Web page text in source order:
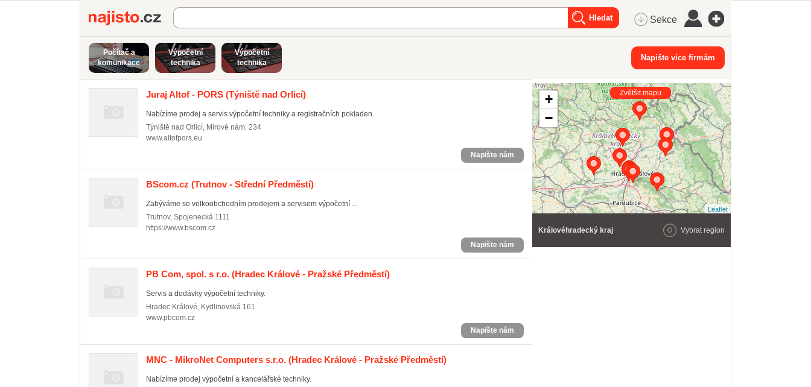
Najisto.cz Sekce
Počítač a
komunikace
Výpočetní
technika
Výpočetní
technika
Napište více firmám
Juraj Altof - PORS (Týniště nad Orlicí)
Nabízíme prodej a servis výpočetní techniky a registračních pokladen.
Týniště nad Orlicí, Mírové nám. 234
www.altofpors.eu
Napište nám
BScom.cz (Trutnov - Střední Předměstí)
Zabýváme se velkoobchodním prodejem a servisem výpočetní ...
Trutnov, Spojenecká 1111
https://www.bscom.cz
Napište nám
PB Com, spol. s r.o. (Hradec Králové - Pražské Předměstí)
Servis a dodávky výpočetní techniky.
Hradec Králové, Kydlinovská 161
www.pbcom.cz
Napište nám
MNC - MikroNet Computers s.r.o. (Hradec Králové - Pražské Předměstí)
Nabízíme prodej výpočetní a kancelářské techniky.
+
−
Leaflet
Zvětšit mapu
Královéhradecký kraj Vybrat region